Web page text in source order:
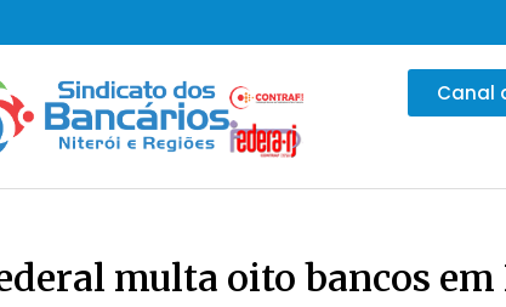
Canal
multa oito bancos